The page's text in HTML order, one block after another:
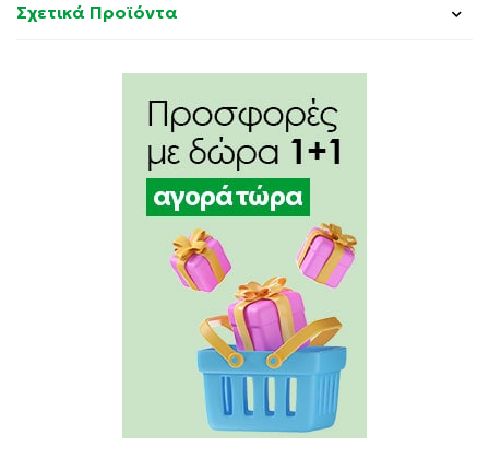
Σχετικά Προϊόντα